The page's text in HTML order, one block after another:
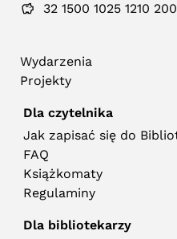
32 1500 1025 1210
Wydarzenia
Projekty
Dla czytelnika
Jak zapisać się do
FAQ
Książkomaty
Regulaminy
Dla bibliotekarzy